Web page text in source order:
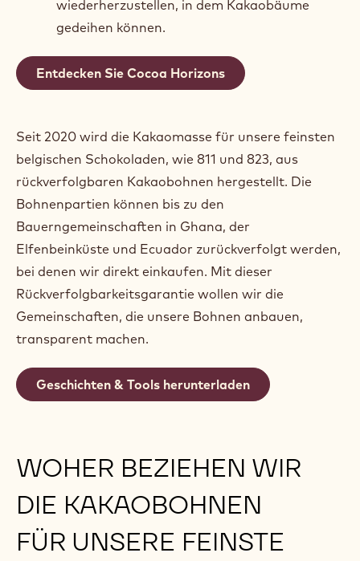
wiederherzustellen, in dem Kakaobäume
gedeihen können.
Entdecken Sie Cocoa Horizons
Seit 2020 wird die Kakaomasse für unsere feinsten
belgischen Schokoladen, wie 811 und 823, aus
rückverfolgbaren Kakaobohnen hergestellt. Die
Bohnenpartien können bis zu den
Bauerngemeinschaften in Ghana, der
Elfenbeinküste und Ecuador zurückverfolgt werden,
bei denen wir direkt einkaufen. Mit dieser
Rückverfolgbarkeitsgarantie wollen wir die
Gemeinschaften, die unsere Bohnen anbauen,
transparent machen.
Geschichten & Tools herunterladen
WOHER BEZIEHEN WIR
DIE KAKAOBOHNEN
FÜR UNSERE FEINSTE